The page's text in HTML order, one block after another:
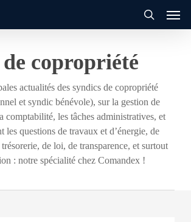
search
Menu
copropriété
actualités des syndics de copropriété
et syndic bénévole), sur la gestion de
comptabilité, les tâches administratives, et
les questions de travaux et d’énergie, de
de loi, de transparence, et surtout
: notre spécialité chez Comandex !